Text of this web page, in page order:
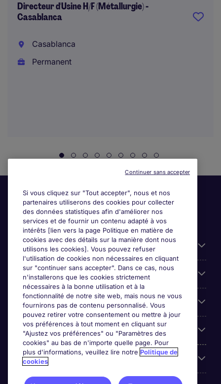
Directeur d'Usine H/F (Métallurgie) -
Casablanca
Casablanca
Permanent
Liens utiles
Espace employeurs
Parcourir nos offres
Qui sommes-nous?
Reviews
Si vous cliquez sur "Tout accepter", nous et nos
partenaires utiliserons des cookies pour collecter
des données statistiques afin d'améliorer nos
services et de fournir un contenu adapté à vos
intérêts [lien vers la page Politique en matière de
cookies avec des détails sur la manière dont nous
utilisons les cookies]. Vous pouvez refuser
l'utilisation de cookies non nécessaires en cliquant
sur "continuer sans accepter". Dans ce cas, nous
n'installerons que les cookies strictement
nécessaires à la bonne utilisation et à la
fonctionnalité de notre site web, mais nous ne vous
fournirons pas de contenu personnalisé. Vous
pouvez retirer votre consentement ou mettre à jour
vos préférences à tout moment en cliquant sur
"Ajustez vos préférences" ou "Paramètres des
cookies" au bas de n'importe quelle page. Pour
plus d'informations, veuillez lire notre Politique de
cookies
Continuer sans accepter